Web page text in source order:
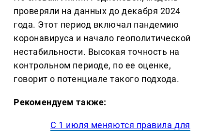
проверяли на данных до декабря 2024
года. Этот период включал пандемию
коронавируса и начало геополитической
нестабильности. Высокая точность на
контрольном периоде, по ее оценке,
говорит о потенциале такого подхода.
Рекомендуем также:
С 1 июля меняются правила для